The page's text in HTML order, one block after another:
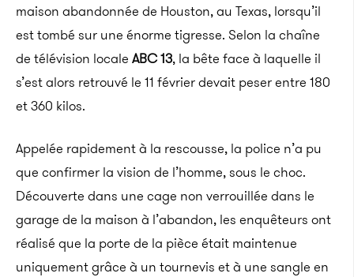
maison abandonnée de Houston, au Texas, lorsqu’il
est tombé sur une énorme tigresse. Selon la chaîne
de télévision locale ABC 13, la bête face à laquelle il
s’est alors retrouvé le 11 février devait peser entre 180
et 360 kilos.
Appelée rapidement à la rescousse, la police n’a pu
que confirmer la vision de l’homme, sous le choc.
Découverte dans une cage non verrouillée dans le
garage de la maison à l’abandon, les enquêteurs ont
réalisé que la porte de la pièce était maintenue
uniquement grâce à un tournevis et à une sangle en